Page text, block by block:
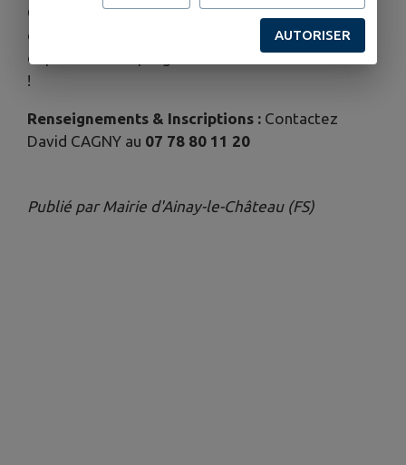
Que vos enfants soient débutants ou déjà mordus
de la raquette, c'est l'occasion parfaite de se
dépenser et de progresser dans la bonne humeur
!
Renseignements & Inscriptions : Contactez
David CAGNY au 07 78 80 11 20
Publié par Mairie d'Ainay-le-Château (FS)
AUTORISER